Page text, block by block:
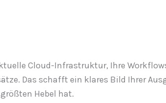
Cloud-Infrastruktur, Ihre
Das schafft ein klares Bild Ihrer
Hebel hat.